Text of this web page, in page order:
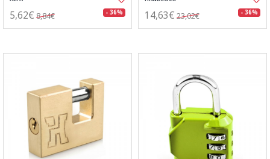
5,62€ 8,84€ - 36% 14,63€ 23,02€ - 36%